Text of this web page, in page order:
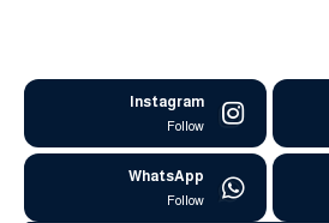
Instagram
Follow
WhatsApp
Follow